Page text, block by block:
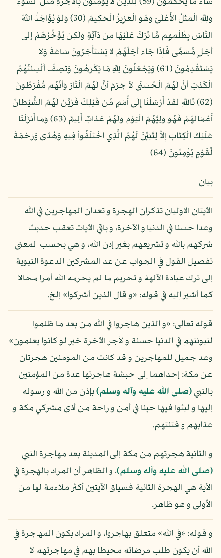
وَلِلّهِ الْمَثَلُ الأَعْلَىَ وَهُوَ الْعَزِيزُ الْحَكِيمُ (60) وَلَوْ يُؤَاخِذُ اللّهُ
النَّاسَ بِظُلْمِهِم مَّا تَرَكَ عَلَيْهَا مِن دَآبَّةٍ وَلَكِن يُؤَخِّرُهُمْ إلَى
أَجَلٍ مُّسَمًّى فَإِذَا جَاء أَجَلُهُمْ لاَ يَسْتَأْخِرُونَ سَاعَةً وَلاَ
يَسْتَقْدِمُونَ (61) وَيَجْعَلُونَ لِلّهِ مَا يَكْرَهُونَ وَتَصِفُ أَلْسِنَتُهُمُ
الْكَذِبَ أَنَّ لَهُمُ الْحُسْنَى لاَ جَرَمَ أَنَّ لَهُمُ الْنَّارَ وَأَنَّهُم مُّفْرَطُونَ
(62) تَاللّهِ لَقَدْ أَرْسَلْنَا إِلَى أُمَمٍ مِّن قَبْلِكَ فَزَيَّنَ لَهُمُ الشَّيْطَانُ
أَعْمَالَهُمْ فَهُوَ وَلِيُّهُمُ الْيَوْمَ وَلَهُمْ عَذَابٌ أَلِيمٌ (63) وَمَا أَنزَلْنَا
عَلَيْكَ الْكِتَابَ إِلاَّ لِتُبَيِّنَ لَهُمُ الَّذِي اخْتَلَفُواْ فِيهِ وَهُدًى وَرَحْمَةً
لِّقَوْمٍ يُؤْمِنُونَ (64)
بيان
الآيتان الأوليان تذكران الهجرة و تعدان المهاجرين في الله
وعدا حسنا في الدنيا و الآخرة، و باقي الآيات تعقب حديث
شركهم بالله و تشريعهم بغير إذن الله، و هي بحسب المعنى
تفصيل القول في الجواب عن عد المشركين الدعوة النبوية
إلى ترك عبادة الآلهة و تحريم ما لم يحرمه الله أمرا محالا
كما أشير إليه في قوله: «و قال الذين أشركوا» إلخ.
قوله تعالى: «و الذين هاجروا في الله من بعد ما ظلموا
لنبوئنهم في الدنيا حسنة و لأجر الآخرة خير لو كانوا يعلمون»
وعد جميل للمهاجرين و قد كانت من المؤمنين هجرتان
عن مكة: إحداهما إلى حبشة هاجرتها عدة من المؤمنين
بالنبي(صلى الله عليه وآله وسلم)بإذن من الله و رسوله
إليها و لبثوا فيها حينا في أمن و راحة من أذى مشركي مكة و
عذابهم و فتنتهم.
و الثانية هجرتهم من مكة إلى المدينة بعد مهاجرة النبي
(صلى الله عليه وآله وسلم)، و الظاهر أن المراد بالهجرة في
الآية هي الهجرة الثانية فسياق الآيتين أكثر ملاءمة لها من
الأولى و هو ظاهر.
و قوله: «في الله» متعلق بهاجروا، و المراد بكون المهاجرة في
الله أن يكون طلب مرضاته محيطا بهم في مهاجرتهم لا